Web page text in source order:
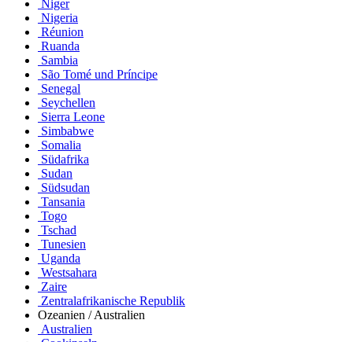
Niger
Nigeria
Réunion
Ruanda
Sambia
São Tomé und Príncipe
Senegal
Seychellen
Sierra Leone
Simbabwe
Somalia
Südafrika
Sudan
Südsudan
Tansania
Togo
Tschad
Tunesien
Uganda
Westsahara
Zaire
Zentralafrikanische Republik
Ozeanien / Australien
Australien